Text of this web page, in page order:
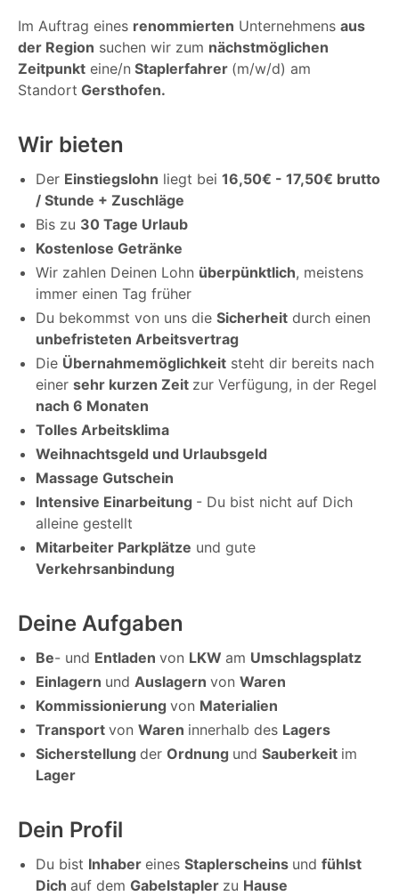
Im Auftrag eines renommierten Unternehmens aus
der Region suchen wir zum nächstmöglichen
Zeitpunkt eine/n Staplerfahrer (m/w/d) am
Standort Gersthofen.
Wir bieten
Der Einstiegslohn liegt bei 16,50€ - 17,50€ brutto
/ Stunde + Zuschläge
Bis zu 30 Tage Urlaub
Kostenlose Getränke
Wir zahlen Deinen Lohn überpünktlich, meistens
immer einen Tag früher
Du bekommst von uns die Sicherheit durch einen
unbefristeten Arbeitsvertrag
Die Übernahmemöglichkeit steht dir bereits nach
einer sehr kurzen Zeit zur Verfügung, in der Regel
nach 6 Monaten
Tolles Arbeitsklima
Weihnachtsgeld und Urlaubsgeld
Massage Gutschein
Intensive Einarbeitung - Du bist nicht auf Dich
alleine gestellt
Mitarbeiter Parkplätze und gute
Verkehrsanbindung
Deine Aufgaben
Be- und Entladen von LKW am Umschlagsplatz
Einlagern und Auslagern von Waren
Kommissionierung von Materialien
Transport von Waren innerhalb des Lagers
Sicherstellung der Ordnung und Sauberkeit im
Lager
Dein Profil
Du bist Inhaber eines Staplerscheins und fühlst
Dich auf dem Gabelstapler zu Hause